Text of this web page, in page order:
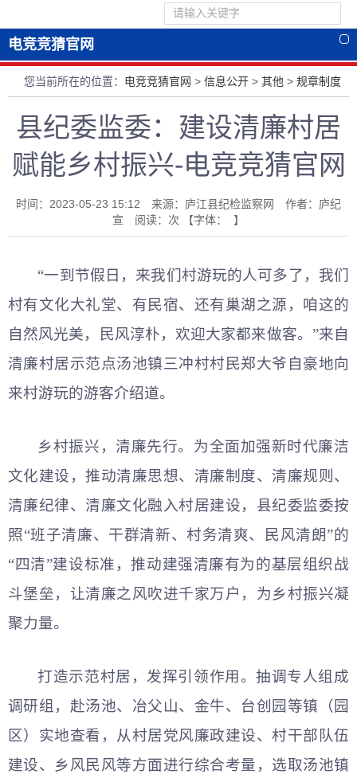
电竞竞猜官网
您当前所在的位置： 电竞竞猜官网 > 信息公开 > 其他 > 规章制度
县纪委监委：建设清廉村居
赋能乡村振兴-电竞竞猜官网
时间：2023-05-23 15:12 来源：庐江县纪检监察网 作者：庐纪
宣 阅读： 次 【字体： 】
“一到节假日，来我们村游玩的人可多了，我们
村有文化大礼堂、有民宿、还有巢湖之源，咱这的
自然风光美，民风淳朴，欢迎大家都来做客。”来自
清廉村居示范点汤池镇三冲村村民郑大爷自豪地向
来村游玩的游客介绍道。
乡村振兴，清廉先行。为全面加强新时代廉洁
文化建设，推动清廉思想、清廉制度、清廉规则、
清廉纪律、清廉文化融入村居建设，县纪委监委按
照“班子清廉、干群清新、村务清爽、民风清朗”的
“四清”建设标准，推动建强清廉有为的基层组织战
斗堡垒，让清廉之风吹进千家万户，为乡村振兴凝
聚力量。
打造示范村居，发挥引领作用。抽调专人组成
调研组，赴汤池、冶父山、金牛、台创园等镇（园
区）实地查看，从村居党风廉政建设、村干部队伍
建设、乡风民风等方面进行综合考量，选取汤池镇